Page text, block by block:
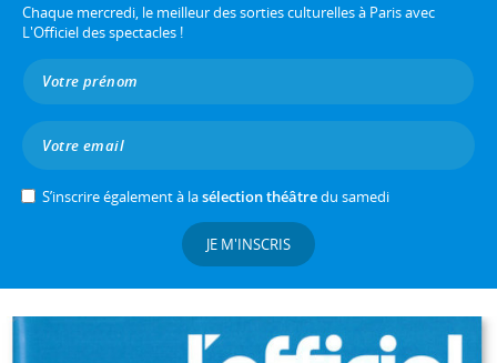
Chaque mercredi, le meilleur des sorties culturelles à Paris avec
L'Officiel des spectacles !
S’inscrire également à lasélection théâtredu samedi
JE M'INSCRIS